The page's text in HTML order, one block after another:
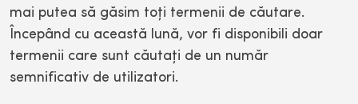
mai putea să găsim toţi termenii de căutare.
Începând cu această lună, vor fi disponibili doar
termenii care sunt căutaţi de un număr
semnificativ de utilizatori.